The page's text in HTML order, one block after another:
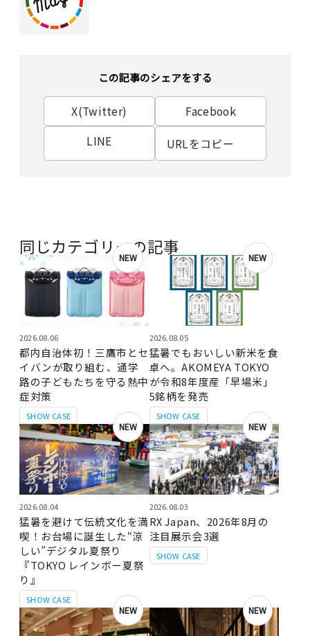
この記事のシェアをする
X(Twitter)
Facebook
LINE
URLをコピー
同じカテゴリーの記事
NEW
SHOW CASE
2026.08.06
都内自治体初！三鷹市とセ
イバンが取り組む、通学
路の子どもたちを守る熱中
症対策
NEW
SHOW CASE
2026.08.05
猛暑でもおいしい新米を食
卓へ。AKOMEYA TOKYO
が令和8年度産「早場米」
5銘柄を発売
NEW
SHOW CASE
2026.08.04
猛暑を避けて伝統文化を満
喫！お台場に誕生した“涼
しい”デジタル夏祭り
『TOKYO レインボー夏祭
り』
NEW
SHOW CASE
2026.08.03
RX Japan、2026年8月の
注目展示会3選
NEW NEW